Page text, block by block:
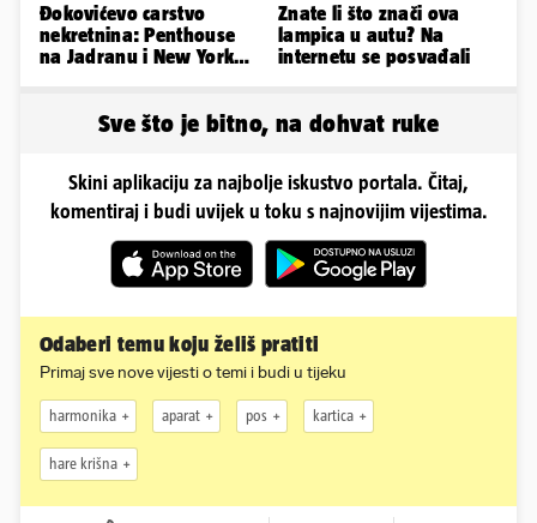
Đokovićevo carstvo
nekretnina: Penthouse
na Jadranu i New Yorku,
Znate li što znači ova
lampica u autu? Na
internetu se posvađali
Sve što je bitno, na dohvat ruke
Skini aplikaciju za najbolje iskustvo portala. Čitaj,
komentiraj i budi uvijek u toku s najnovijim vijestima.
Odaberi temu koju želiš pratiti
Primaj sve nove vijesti o temi i budi u tijeku
harmonika aparat pos kartica
hare krišna